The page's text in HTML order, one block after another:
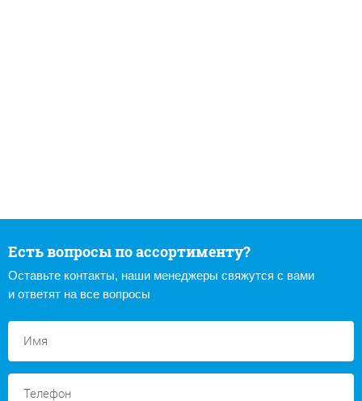
Есть вопросы по ассортименту?
Оставьте контакты, наши менеджеры свяжутся с вами
и ответят на все вопросы